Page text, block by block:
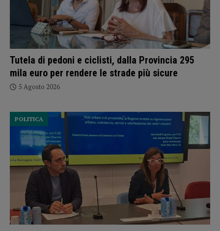
Tutela di pedoni e ciclisti, dalla Provincia 295
mila euro per rendere le strade più sicure
5 Agosto 2026
POLITICA